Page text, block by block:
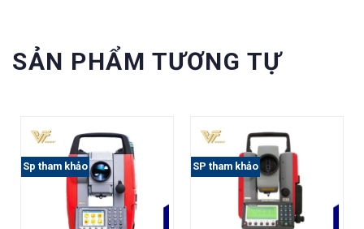
SẢN PHẨM TƯƠNG TỰ
Sp tham khảo SP tham khảo